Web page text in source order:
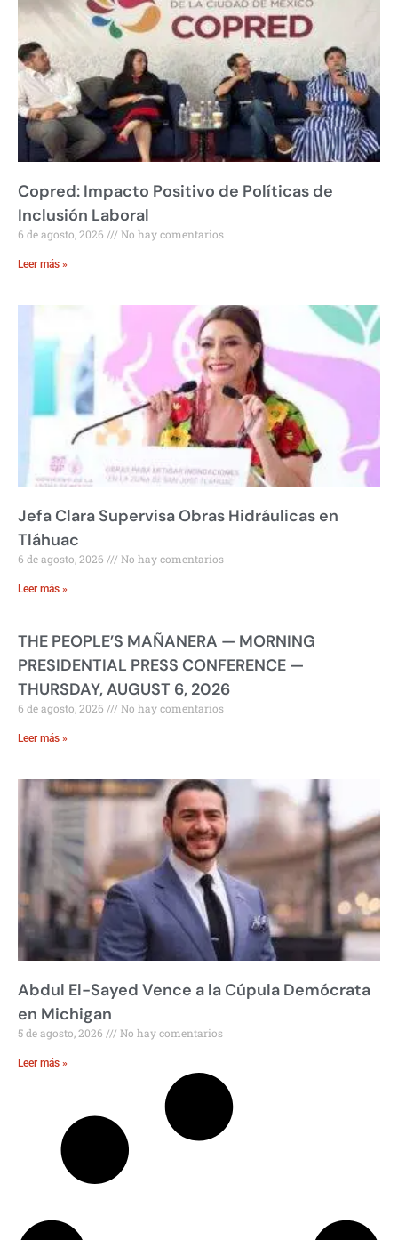
Copred: Impacto Positivo de Políticas de
Inclusión Laboral
6 de agosto, 2026 No hay comentarios
Leer más »
Jefa Clara Supervisa Obras Hidráulicas en
Tláhuac
6 de agosto, 2026 No hay comentarios
Leer más »
THE PEOPLE’S MAÑANERA — MORNING
PRESIDENTIAL PRESS CONFERENCE —
THURSDAY, AUGUST 6, 2026
6 de agosto, 2026 No hay comentarios
Leer más »
Abdul El-Sayed Vence a la Cúpula Demócrata
en Michigan
5 de agosto, 2026 No hay comentarios
Leer más »